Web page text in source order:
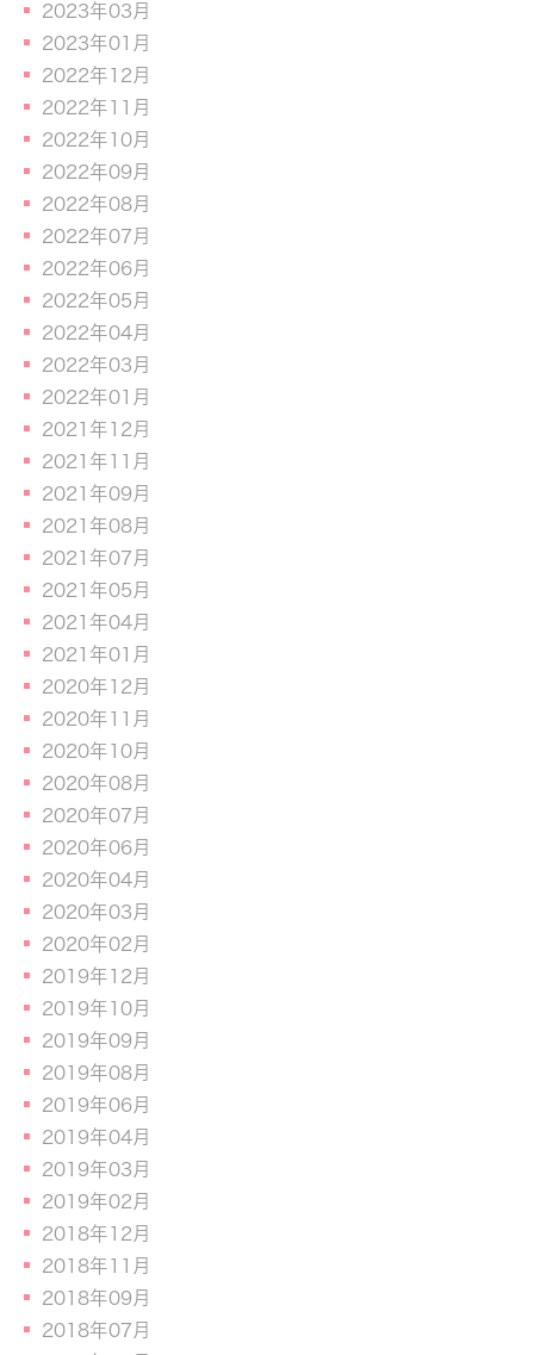
2023年03月
2023年01月
2022年12月
2022年11月
2022年10月
2022年09月
2022年08月
2022年07月
2022年06月
2022年05月
2022年04月
2022年03月
2022年01月
2021年12月
2021年11月
2021年09月
2021年08月
2021年07月
2021年05月
2021年04月
2021年01月
2020年12月
2020年11月
2020年10月
2020年08月
2020年07月
2020年06月
2020年04月
2020年03月
2020年02月
2019年12月
2019年10月
2019年09月
2019年08月
2019年06月
2019年04月
2019年03月
2019年02月
2018年12月
2018年11月
2018年09月
2018年07月